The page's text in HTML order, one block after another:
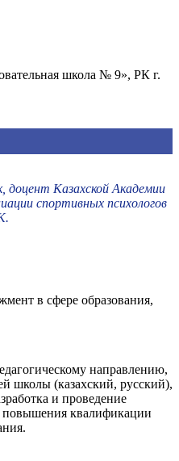
школа № 9», РК г.
доцент Казахской Академии
спортивных психологов
в сфере образования,
направлению,
школы (казахский, русский),
и проведение
повышения квалификации